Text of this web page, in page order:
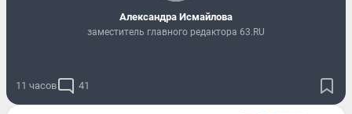
Александра Исмайлова
заместитель главного редактора 63.RU
11 часов 41